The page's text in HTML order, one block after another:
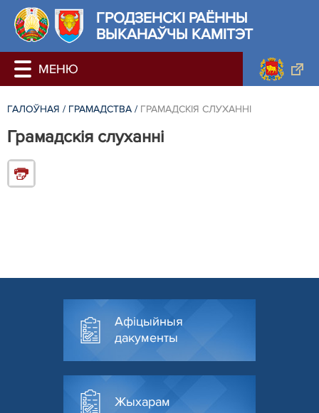
ГРОДЗЕНСКI РАЁННЫ
ВЫКАНАЎЧЫ КАМІТЭТ
ГАЛОЎНАЯ / ГРАМАДСТВА / ГРАМАДСКІЯ СЛУХАННІ
Грамадскія слуханні
Афіцыйныя
дакументы
Жыхарам